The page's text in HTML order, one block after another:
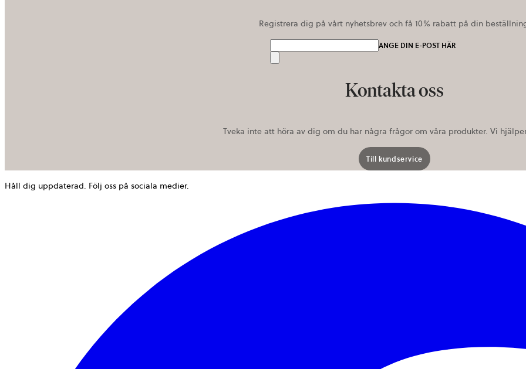
Registrera dig på vårt nyhetsbrev och få 10% rabatt på din
ANGE DIN E-POST HÄR
Kontakta oss
Tveka inte att höra av dig om du har några frågor om våra produkter. Vi
Till kundservice
Håll dig uppdaterad. Följ oss på sociala medier.